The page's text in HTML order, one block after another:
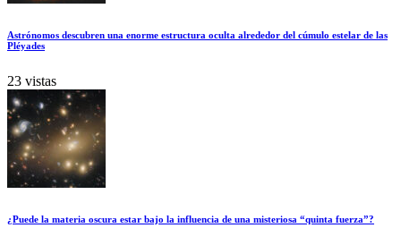
Astrónomos descubren una enorme estructura oculta alrededor del cúmulo estelar de las
Pléyades
23 vistas
¿Puede la materia oscura estar bajo la influencia de una misteriosa “quinta fuerza”?